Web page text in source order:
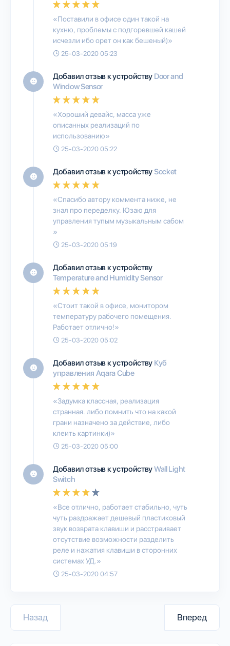
«Поставили в офисе один такой на
кухню, проблемы с подгоревшей кашей
исчезли ибо орет он как бешеный)»
25-03-2020 05:23
Добавил отзыв к устройству Door and
Window Sensor
«Хороший девайс, масса уже
описанных реализаций по
использованию»
25-03-2020 05:22
Добавил отзыв к устройствуSocket
«Спасибо автору коммента ниже, не
знал про переделку. Юзаю для
управления тупым музыкальным сабом
»
25-03-2020 05:19
Добавил отзыв к устройству
Temperature and Humidity Sensor
«Стоит такой в офисе, монитором
температуру рабочего помещения.
Работает отлично!»
25-03-2020 05:02
Добавил отзыв к устройству Куб
управления Aqara Cube
«Задумка классная, реализация
странная. либо помнить что на какой
грани назначено за действие, либо
клеить картинки)»
25-03-2020 05:00
Добавил отзыв к устройствуWall Light
Switch
«Все отлично, работает стабильно, чуть
чуть раздражает дешевый пластиковый
звук возврата клавиши и расстраивает
отсутствие возможности разделить
реле и нажатия клавиши в сторонних
системах УД.»
25-03-2020 04:57
Назад Вперед